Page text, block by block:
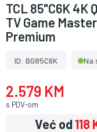
TCL 85"C6K 4K
TV Game
Premium
ID: BG85C6K Na
2.579 KM
s PDV-om
Već od118